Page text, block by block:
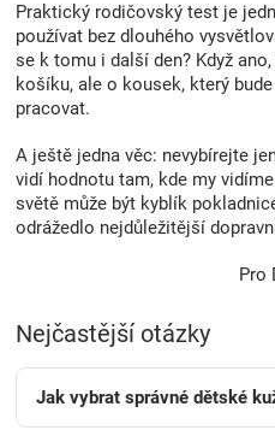
Praktický rodičovský test je
používat bez dlouhého
se k tomu i další den? Když
košíku, ale o kousek, který
pracovat.
A ještě jedna věc: nevybírejte
vidí hodnotu tam, kde my
světě může být kyblík
odrážedlo nejdůležitější
Pro
Nejčastější otázky
Jak vybrat správné dětské